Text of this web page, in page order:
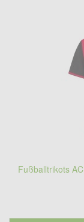
Fußballtrikots